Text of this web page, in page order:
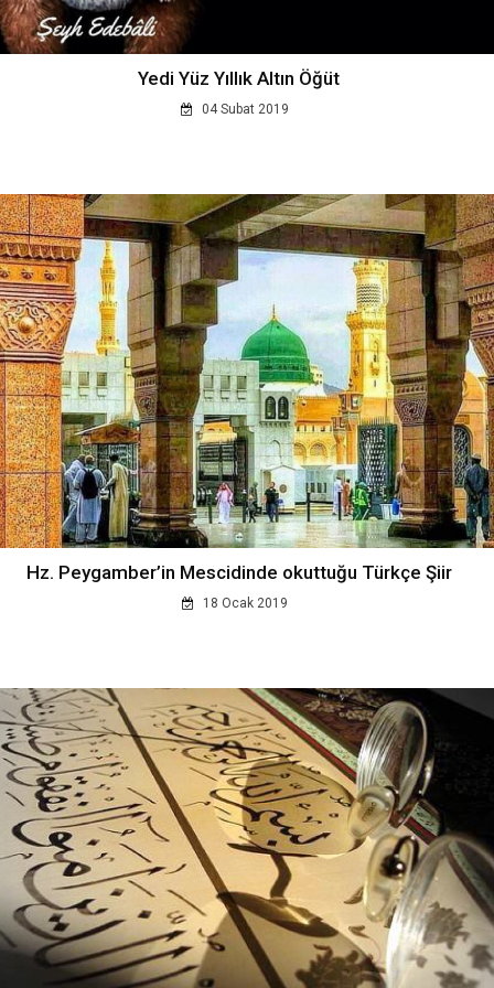
Yedi Yüz Yıllık Altın Öğüt
04 Subat 2019
Hz. Peygamber’in Mescidinde okuttuğu Türkçe Şiir
18 Ocak 2019